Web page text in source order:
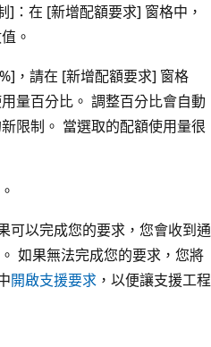
] ：在 [新增配額要求] 窗格中，
。
，請在 [新增配額要求] 窗格
量百分比。 調整百分比會自動
限制。 當選取的配額使用量很
。
可以完成您的要求，您會收到通
如果無法完成您的要求，您將
開啟支援要求 ，以便讓支援工程